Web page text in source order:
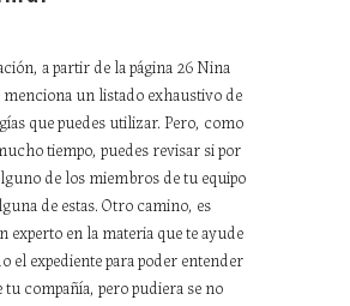
a partir de la página 26 Nina
menciona un listado exhaustivo de
que puedes utilizar. Pero, como
tiempo, puedes revisar si por
de los miembros de tu equipo
de estas. Otro camino, es
experto en la materia que te ayude
el expediente para poder entender
tu compañía, pero pudiera se no